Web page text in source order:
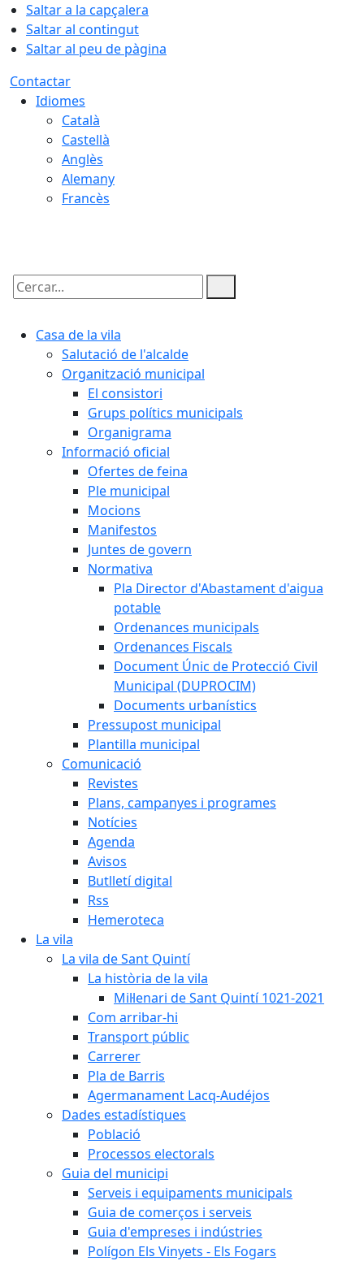
Saltar a la capçalera
Saltar al contingut
Saltar al peu de pàgina
Contactar
Idiomes
Català
Castellà
Anglès
Alemany
Francès
Cercar:
Casa de la vila
Salutació de l'alcalde
Organització municipal
El consistori
Grups polítics municipals
Organigrama
Informació oficial
Ofertes de feina
Ple municipal
Mocions
Manifestos
Juntes de govern
Normativa
Pla Director d'Abastament d'aigua
potable
Ordenances municipals
Ordenances Fiscals
Document Únic de Protecció Civil
Municipal (DUPROCIM)
Documents urbanístics
Pressupost municipal
Plantilla municipal
Comunicació
Revistes
Plans, campanyes i programes
Notícies
Agenda
Avisos
Butlletí digital
Rss
Hemeroteca
La vila
La vila de Sant Quintí
La història de la vila
Mil·lenari de Sant Quintí 1021-2021
Com arribar-hi
Transport públic
Carrerer
Pla de Barris
Agermanament Lacq-Audéjos
Dades estadístiques
Població
Processos electorals
Guia del municipi
Serveis i equipaments municipals
Guia de comerços i serveis
Guia d'empreses i indústries
Polígon Els Vinyets - Els Fogars